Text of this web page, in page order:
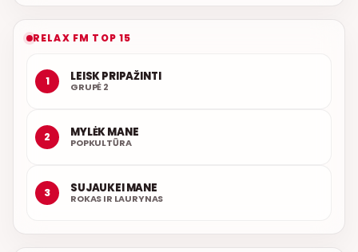
RELAX FM TOP 15
1 LEISK PRIPAŽINTI
GRUPĖ 2
2 MYLĖK MANE
POPKULTŪRA
3 SUJAUKEI MANE
ROKAS IR LAURYNAS